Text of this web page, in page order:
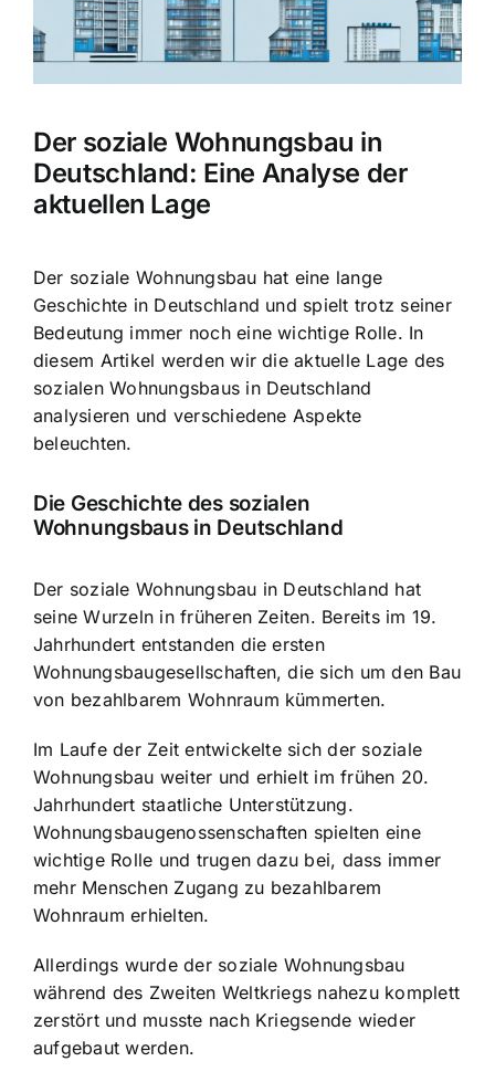
Der soziale Wohnungsbau in
Deutschland: Eine Analyse der
aktuellen Lage
Der soziale Wohnungsbau hat eine lange
Geschichte in Deutschland und spielt trotz seiner
Bedeutung immer noch eine wichtige Rolle. In
diesem Artikel werden wir die aktuelle Lage des
sozialen Wohnungsbaus in Deutschland
analysieren und verschiedene Aspekte
beleuchten.
Die Geschichte des sozialen
Wohnungsbaus in Deutschland
Der soziale Wohnungsbau in Deutschland hat
seine Wurzeln in früheren Zeiten. Bereits im 19.
Jahrhundert entstanden die ersten
Wohnungsbaugesellschaften, die sich um den Bau
von bezahlbarem Wohnraum kümmerten.
Im Laufe der Zeit entwickelte sich der soziale
Wohnungsbau weiter und erhielt im frühen 20.
Jahrhundert staatliche Unterstützung.
Wohnungsbaugenossenschaften spielten eine
wichtige Rolle und trugen dazu bei, dass immer
mehr Menschen Zugang zu bezahlbarem
Wohnraum erhielten.
Allerdings wurde der soziale Wohnungsbau
während des Zweiten Weltkriegs nahezu komplett
zerstört und musste nach Kriegsende wieder
aufgebaut werden.